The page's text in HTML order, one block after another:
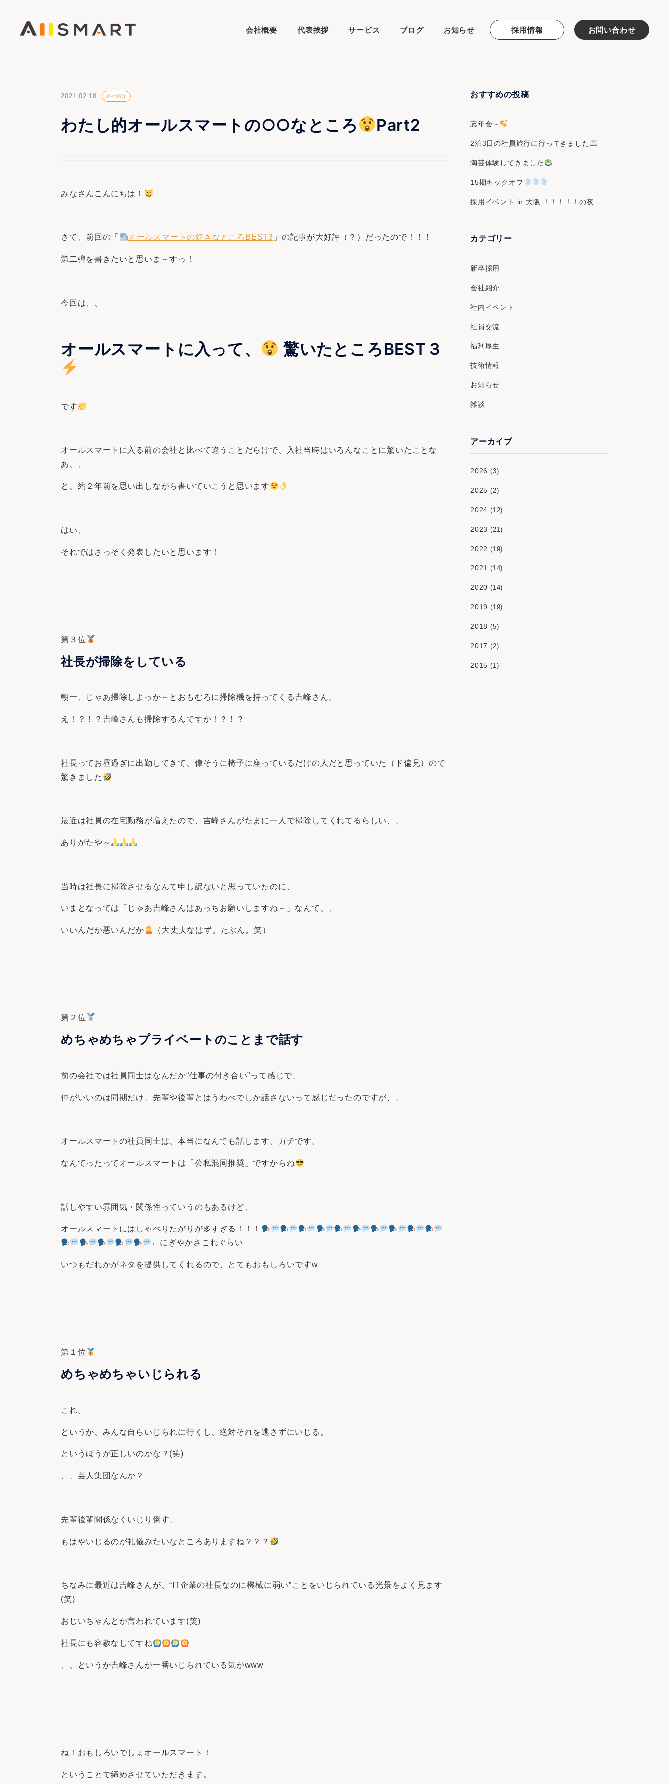
会社概要 代表挨拶 サービス ブログ お知らせ 採用情報 お問い合わせ
2021.02.18 会社紹介
わたし的オールスマートの○○なところ Part2
みなさんこんにちは！
さて、前回の「 オールスマートの好きなところBEST3 」の記事が大好評（？）だったので！！！
第二弾を書きたいと思いま～すっ！
今回は、、
オールスマートに入って、 驚いたところBEST３
です
オールスマートに入る前の会社と比べて違うことだらけで、入社当時はいろんなことに驚いたことな
あ、、
と、約２年前を思い出しながら書いていこうと思います
はい、
それではさっそく発表したいと思います！
第３位
社長が掃除をしている
朝一、じゃあ掃除しよっか～とおもむろに掃除機を持ってくる吉峰さん。
え！？！？吉峰さんも掃除するんですか！？！？
社長ってお昼過ぎに出勤してきて、偉そうに椅子に座っているだけの人だと思っていた（ド偏見）ので
驚きました
最近は社員の在宅勤務が増えたので、吉峰さんがたまに一人で掃除してくれてるらしい、、
ありがたや～
当時は社長に掃除させるなんて申し訳ないと思っていたのに、
いまとなっては「じゃあ吉峰さんはあっちお願いしますね～」なんて、、
いいんだか悪いんだか （大丈夫なはず。たぶん。笑）
第２位
めちゃめちゃプライベートのことまで話す
前の会社では社員同士はなんだか“仕事の付き合い”って感じで、
仲がいいのは同期だけ、先輩や後輩とはうわべでしか話さないって感じだったのですが、、
オールスマートの社員同士は、本当になんでも話します。ガチです。
なんてったってオールスマートは「公私混同推奨」ですからね
話しやすい雰囲気・関係性っていうのもあるけど、
オールスマートにはしゃべりたがりが多すぎる！！！
←にぎやかさこれぐらい
いつもだれかがネタを提供してくれるので、とてもおもしろいですw
第１位
めちゃめちゃいじられる
これ。
というか、みんな自らいじられに行くし、絶対それを逃さずにいじる。
というほうが正しいのかな？(笑)
、、芸人集団なんか？
先輩後輩関係なくいじり倒す、
もはやいじるのが礼儀みたいなところありますね？？？
ちなみに最近は吉峰さんが、“IT企業の社長なのに機械に弱い”ことをいじられている光景をよく見ます
(笑)
おじいちゃんとか言われています(笑)
社長にも容赦なしですね
、、というか吉峰さんが一番いじられている気がwww
ね！おもしろいでしょオールスマート！
ということで締めさせていただきます。
おすすめの投稿
忘年会～
2泊3日の社員旅行に行ってきました
陶芸体験してきました
15期キックオフ
採用イベント in 大阪 ！！！！！の夜
カテゴリー
新卒採用
会社紹介
社内イベント
社員交流
福利厚生
技術情報
お知らせ
雑談
アーカイブ
2026 (3)
2025 (2)
2024 (12)
2023 (21)
2022 (19)
2021 (14)
2020 (14)
2019 (19)
2018 (5)
2017 (2)
2015 (1)